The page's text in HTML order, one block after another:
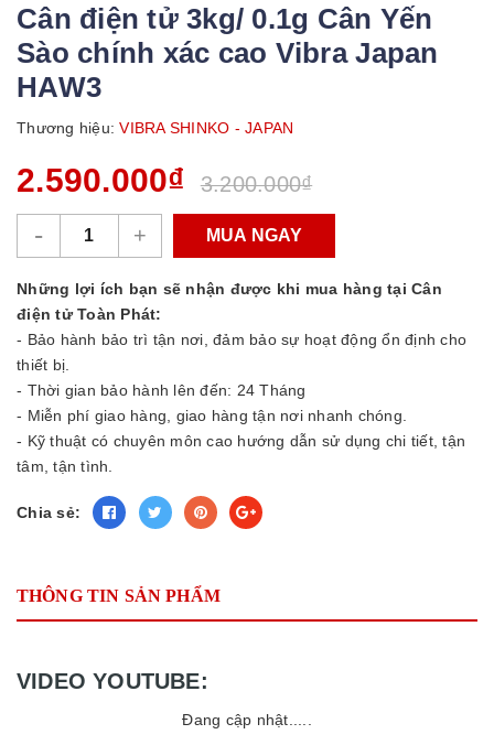
Cân điện tử 3kg/ 0.1g Cân Yến
Sào chính xác cao Vibra Japan
HAW3
Thương hiệu: VIBRA SHINKO - JAPAN
2.590.000₫ 3.200.000₫
- + MUA NGAY
Những lợi ích bạn sẽ nhận được khi mua hàng tại Cân
điện tử Toàn Phát:
- Bảo hành bảo trì tận nơi, đảm bảo sự hoạt động ổn định cho
thiết bị.
- Thời gian bảo hành lên đến: 24 Tháng
- Miễn phí giao hàng, giao hàng tận nơi nhanh chóng.
- Kỹ thuật có chuyên môn cao hướng dẫn sử dụng chi tiết, tận
tâm, tận tình.
Chia sẻ:
THÔNG TIN SẢN PHẨM
VIDEO YOUTUBE:
Đang cập nhật.....